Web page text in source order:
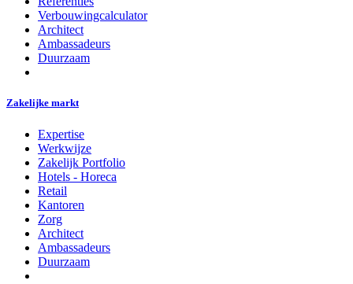
Verbouwingcalculator
Architect
Ambassadeurs
Duurzaam
Zakelijke markt
Expertise
Werkwijze
Zakelijk Portfolio
Hotels - Horeca
Retail
Kantoren
Zorg
Architect
Ambassadeurs
Duurzaam